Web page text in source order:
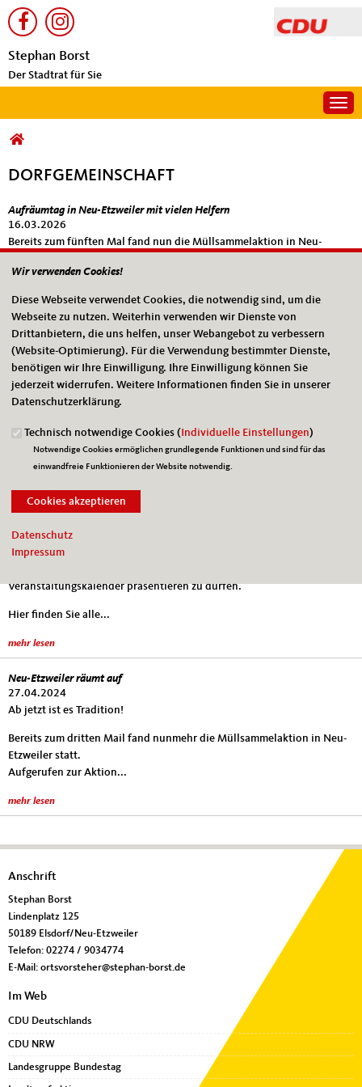
Stephan Borst
Der Stadtrat für Sie
Sie sind hier
DORFGEMEINSCHAFT
Dorfgemeinschaft
Aufräumtag in Neu-Etzweiler mit vielen Helfern
16.03.2026
Bereits zum fünften Mal fand nun die Müllsammelaktion in Neu-
Borst gemeinsam...
mehr lesen
Veranstaltungskalender 2026
22.12.2025
Liebe Etzweiler,
ich freue mich, Ihnen wieder unseren beliebten
Hier finden Sie alle...
Veranstaltungskalender 2025
Liebe Etzweiler,
Veranstaltungskalender präsentieren zu dürfen.
Hier finden Sie alle...
mehr lesen
Neu-Etzweiler räumt auf
27.04.2024
Ab jetzt ist es Tradition!
Bereits zum dritten Mail fand nunmehr die Müllsammelaktion in Neu-
Etzweiler statt.
Aufgerufen zur Aktion...
mehr lesen
Anschrift
Stephan Borst
Lindenplatz 125
50189 Elsdorf/Neu-Etzweiler
Telefon: 02274 / 9034774
E-Mail: ortsvorsteher@stephan-borst.de
Im Web
CDU Deutschlands
CDU NRW
Landesgruppe Bundestag
Wir verwenden Cookies!
Diese Webseite verwendet Cookies, die notwendig sind, um die
Webseite zu nutzen. Weiterhin verwenden wir Dienste von
Drittanbietern, die uns helfen, unser Webangebot zu verbessern
(Website-Optimierung). Für die Verwendung bestimmter Dienste,
benötigen wir Ihre Einwilligung. Ihre Einwilligung können Sie
jederzeit widerrufen. Weitere Informationen finden Sie in unserer
Datenschutzerklärung.
Technisch notwendige Cookies ( Individuelle Einstellungen)
Notwendige Cookies ermöglichen grundlegende Funktionen und sind für das
einwandfreie Funktionieren der Website notwendig.
Datenschutz
Impressum